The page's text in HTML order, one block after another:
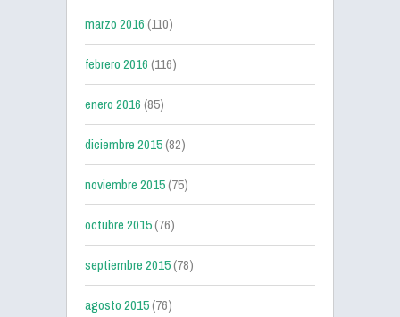
marzo 2016(110)
febrero 2016(116)
enero 2016(85)
diciembre 2015(82)
noviembre 2015(75)
octubre 2015(76)
septiembre 2015(78)
agosto 2015(76)